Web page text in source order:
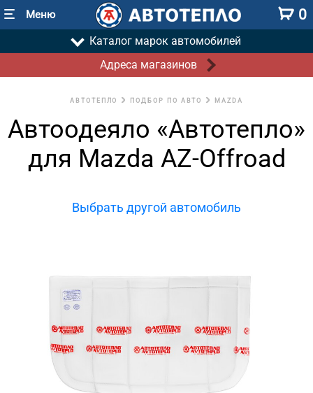
Меню 0
Каталог марок автомобилей
Адреса магазинов
АВТОТЕПЛО ПОДБОР ПО АВТО MAZDA
Автоодеяло «Автотепло»
для Mazda AZ-Offroad
Выбрать другой автомобиль